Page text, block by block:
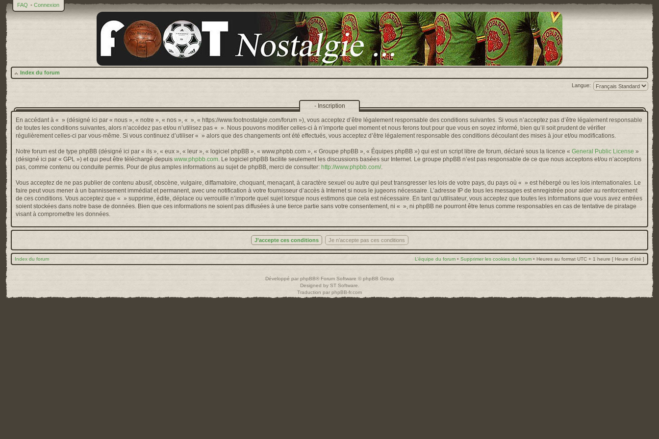
FAQ • Connexion
Index du forum
Langue:
- Inscription
En accédant à « » (désigné ici par « nous », « notre », « nos », « », « https://www.footnostalgie.com/forum »), vous acceptez d’être légalement responsable des conditions suivantes. Si vous n’acceptez pas d’être légalement responsable
de toutes les conditions suivantes, alors n’accédez pas et/ou n’utilisez pas « ». Nous pouvons modifier celles-ci à n’importe quel moment et nous ferons tout pour que vous en soyez informé, bien qu’il soit prudent de vérifier
régulièrement celles-ci par vous-même. Si vous continuez d’utiliser « » alors que des changements ont été effectués, vous acceptez d’être légalement responsable des conditions découlant des mises à jour et/ou modifications.
Notre forum est de type phpBB (désigné ici par « ils », « eux », « leur », « logiciel phpBB », « www.phpbb.com », « Groupe phpBB », « Équipes phpBB ») qui est un script libre de forum, déclaré sous la licence « General Public License »
(désigné ici par « GPL ») et qui peut être téléchargé depuis www.phpbb.com . Le logiciel phpBB facilite seulement les discussions basées sur Internet. Le groupe phpBB n’est pas responsable de ce que nous acceptons et/ou n’acceptons
pas, comme contenu ou conduite permis. Pour de plus amples informations au sujet de phpBB, merci de consulter: http://www.phpbb.com/.
Vous acceptez de ne pas publier de contenu abusif, obscène, vulgaire, diffamatoire, choquant, menaçant, à caractère sexuel ou autre qui peut transgresser les lois de votre pays, du pays où « » est hébergé ou les lois internationales. Le
faire peut vous mener à un bannissement immédiat et permanent, avec une notification à votre fournisseur d’accès à Internet si nous le jugeons nécessaire. L’adresse IP de tous les messages est enregistrée pour aider au renforcement
de ces conditions. Vous acceptez que « » supprime, édite, déplace ou verrouille n’importe quel sujet lorsque nous estimons que cela est nécessaire. En tant qu’utilisateur, vous acceptez que toutes les informations que vous avez entrées
soient stockées dans notre base de données. Bien que ces informations ne soient pas diffusées à une tierce partie sans votre consentement, ni « », ni phpBB ne pourront être tenus comme responsables en cas de tentative de piratage
visant à compromettre les données.
Index du forum L’équipe du forum • Supprimer les cookies du forum • Heures au format UTC + 1 heure [ Heure d’été ]
Développé parphpBB® Forum Software © phpBB Group
Designed by ST Software
Traduction par phpBB-fr.com